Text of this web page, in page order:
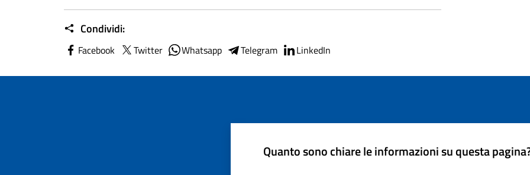
Condividi:
Facebook Twitter Whatsapp Telegram LinkedIn
Quanto sono chiare le informazioni su questa